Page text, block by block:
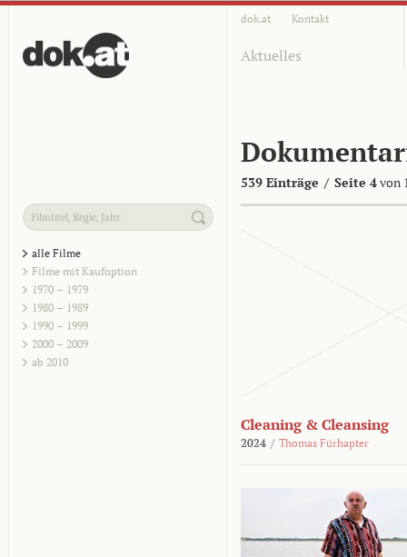
dok.at Kontakt
Aktuelles
539 Einträge / Seite 4von
alle Filme
Filme mit Kaufoption
1970 – 1979
1980 – 1989
1990 – 1999
2000 – 2009
ab 2010
Cleaning & Cleansing
2024 / Thomas Fürhapter